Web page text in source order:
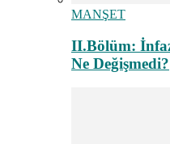
MANŞET
II.Bölüm:
Ne Değişmedi?